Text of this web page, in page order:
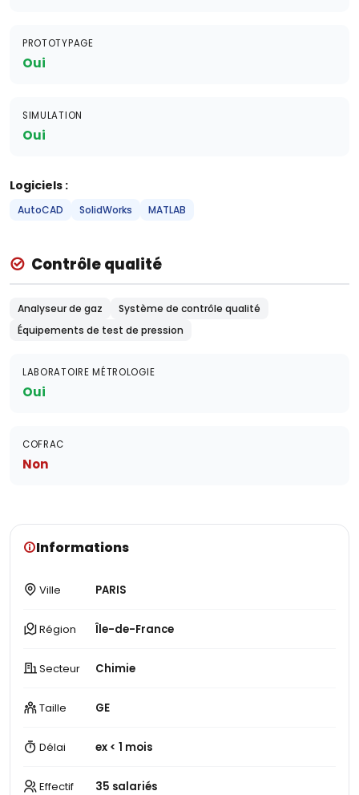
PROTOTYPAGE
Oui
SIMULATION
Oui
Logiciels :
AutoCAD SolidWorks MATLAB
Contrôle qualité
Analyseur de gaz
Système de contrôle qualité
Équipements de test de pression
LABORATOIRE MÉTROLOGIE
Oui
COFRAC
Non
Informations
Ville PARIS
Région Île-de-France
Secteur Chimie
Taille GE
Délai ex < 1 mois
Effectif 35 salariés